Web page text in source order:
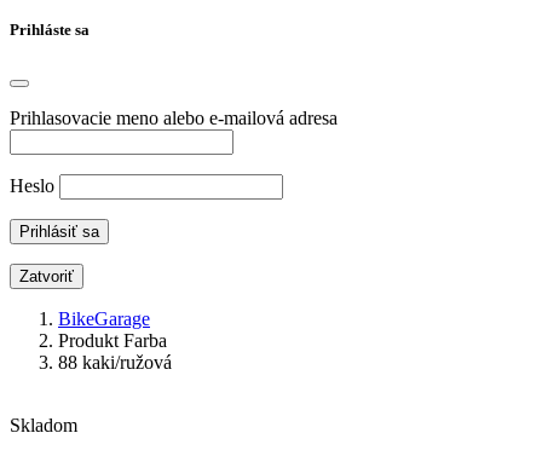
Prihláste sa
Prihlasovacie meno alebo e-mailová adresa
Heslo
Zatvoriť
BikeGarage
Produkt Farba
88 kaki/ružová
Skladom